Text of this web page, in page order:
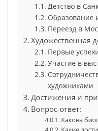
Детство в
Образование
Переезд в
Художественная
Первые
Участие в
художниками
Достижения и
Вопрос-ответ:
Какова